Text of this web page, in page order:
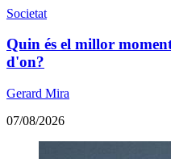
Societat
Quin és el millor
d'on?
Gerard Mira
07/08/2026